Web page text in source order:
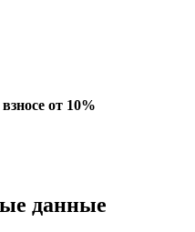
от 10%
данные